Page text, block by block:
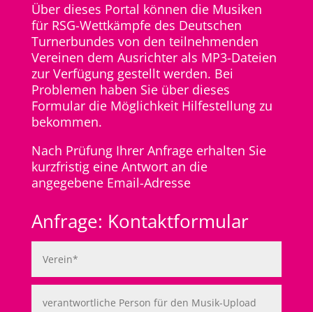
Über dieses Portal können die Musiken
für RSG-Wettkämpfe des Deutschen
Turnerbundes von den teilnehmenden
Vereinen dem Ausrichter als MP3-Dateien
zur Verfügung gestellt werden. Bei
Problemen haben Sie über dieses
Formular die Möglichkeit Hilfestellung zu
bekommen.
Nach Prüfung Ihrer Anfrage erhalten Sie
kurzfristig eine Antwort an die
angegebene Email-Adresse
Anfrage: Kontaktformular